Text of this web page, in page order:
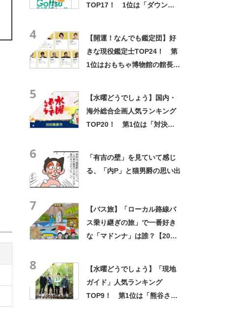
TOP17！ 1位は「ダウンタ
4
【開運！なんでも鑑定団】好
きな現役鑑定士TOP24！ 第
1位はおもちゃ博物館の館長
5
【水曜どうでしょう】国内・
海外総合企画人気ランキング
TOP20！ 第1位は「対決列
6
「有吉の壁」を見ていて感じ
る、「内P」と猫男爵の思い出
7
【バス旅】「ローカル路線バ
ス乗り継ぎの旅」で一番好き
な「マドンナ」は誰？【2022
8
【水曜どうでしょう】「現地
ガイド」人気ランキング
TOP9！ 第1位は「熊谷さ